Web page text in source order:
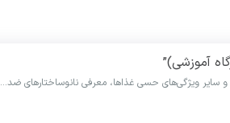
آموزشی)”
و سایر ویژگی‌های حسی غذاها، معرفی نانوساختارهای ضد…